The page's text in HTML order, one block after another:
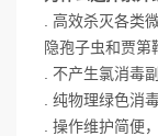
. 高效杀灭各类
隐孢子虫和贾第
. 不产生氯消毒
. 纯物理绿色消
. 操作维护简便